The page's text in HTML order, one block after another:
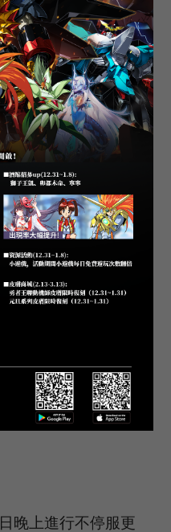
日晚上進行不停服更